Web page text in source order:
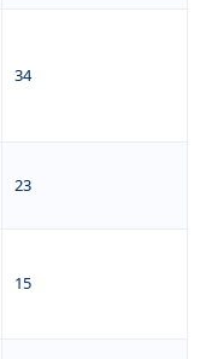
34
23
15